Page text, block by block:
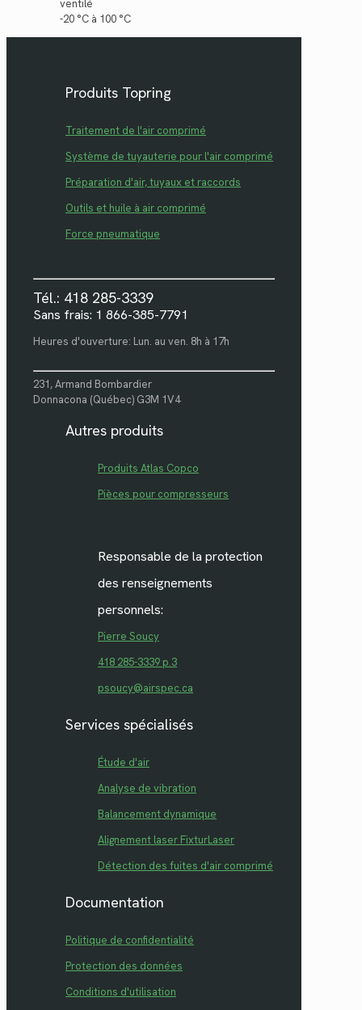
ventilé
-20 °C à 100 °C
Produits Topring
Traitement de l'air comprimé
Système de tuyauterie pour l'air comprimé
Préparation d'air, tuyaux et raccords
Outils et huile à air comprimé
Force pneumatique
Tél.: 418 285-3339
Sans frais: 1 866-385-7791
Heures d'ouverture: Lun. au ven. 8h à 17h
231, Armand Bombardier
Donnacona (Québec) G3M 1V4
Autres produits
Produits Atlas Copco
Pièces pour compresseurs
Responsable de la protection
des renseignements
personnels:
Pierre Soucy
418 285-3339 p.3
psoucy@airspec.ca
Services spécialisés
Étude d'air
Analyse de vibration
Balancement dynamique
Alignement laser FixturLaser
Détection des fuites d'air comprimé
Documentation
Politique de confidentialité
Protection des données
Conditions d'utilisation